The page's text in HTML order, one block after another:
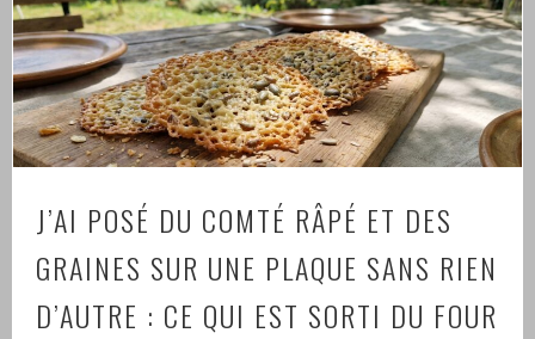
J’AI POSÉ DU COMTÉ RÂPÉ ET DES
GRAINES SUR UNE PLAQUE SANS RIEN
D’AUTRE : CE QUI EST SORTI DU FOUR